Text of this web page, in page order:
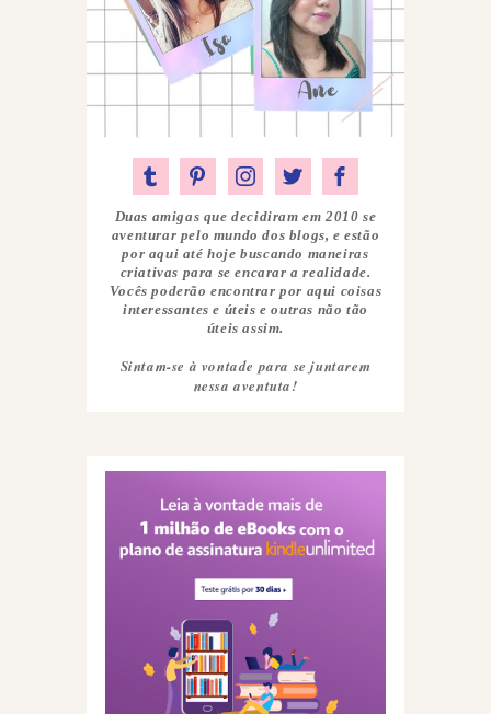
Duas amigas que decidiram em 2010 se
aventurar pelo mundo dos blogs, e estão
por aqui até hoje buscando maneiras
criativas para se encarar a realidade.
Vocês poderão encontrar por aqui coisas
interessantes e úteis e outras não tão
úteis assim.
Sintam-se à vontade para se juntarem
nessa aventuta!